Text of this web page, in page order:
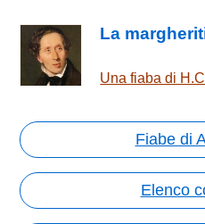
La
Una fiaba di
Fiabe di
Elenco